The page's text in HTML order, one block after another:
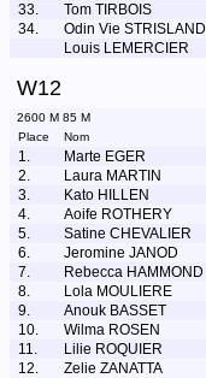
33.
Tom TIRBOIS
34.
Odin Vie STRISLAND
Louis LEMERCIER
W12
2600 M 85 M
Place
Nom
1. Marte EGER
2.
Laura MARTIN
3.
Kato HILLEN
4.
Aoife ROTHERY
5.
Satine CHEVALIER
6.
Jeromine JANOD
7.
Rebecca HAMMOND
8.
Lola MOULIERE
9.
Anouk BASSET
10.
Wilma ROSEN
11.
Lilie ROQUIER
12.
Zelie ZANATTA